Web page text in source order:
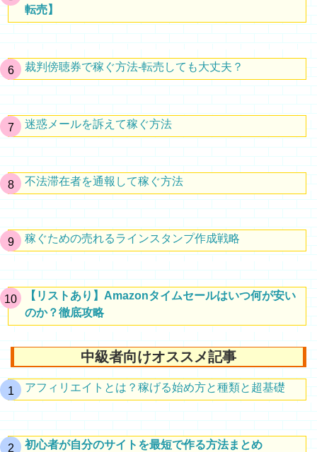
転売】
裁判傍聴券で稼ぐ方法-転売しても大丈夫？
迷惑メールを訴えて稼ぐ方法
不法滞在者を通報して稼ぐ方法
稼ぐための売れるラインスタンプ作成戦略
【リストあり】Amazonタイムセールはいつ何が安い
のか？徹底攻略
中級者向けオススメ記事
アフィリエイトとは？稼げる始め方と種類と超基礎
初心者が自分のサイトを最短で作る方法まとめ